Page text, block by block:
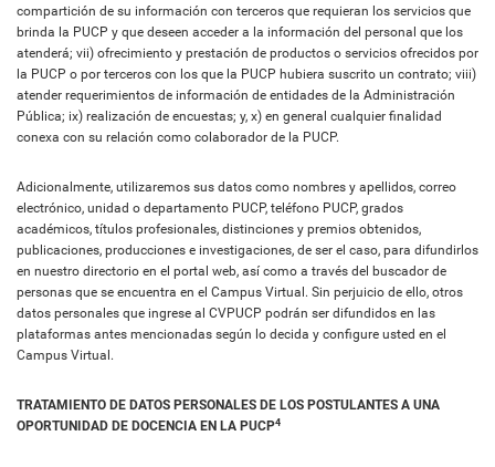
compartición de su información con terceros que requieran los servicios que
brinda la PUCP y que deseen acceder a la información del personal que los
atenderá; vii) ofrecimiento y prestación de productos o servicios ofrecidos por
la PUCP o por terceros con los que la PUCP hubiera suscrito un contrato; viii)
atender requerimientos de información de entidades de la Administración
Pública; ix) realización de encuestas; y, x) en general cualquier finalidad
conexa con su relación como colaborador de la PUCP.
Adicionalmente, utilizaremos sus datos como nombres y apellidos, correo
electrónico, unidad o departamento PUCP, teléfono PUCP, grados
académicos, títulos profesionales, distinciones y premios obtenidos,
publicaciones, producciones e investigaciones, de ser el caso, para difundirlos
en nuestro directorio en el portal web, así como a través del buscador de
personas que se encuentra en el Campus Virtual. Sin perjuicio de ello, otros
datos personales que ingrese al CVPUCP podrán ser difundidos en las
plataformas antes mencionadas según lo decida y configure usted en el
Campus Virtual.
TRATAMIENTO DE DATOS PERSONALES DE LOS POSTULANTES A UNA
OPORTUNIDAD DE DOCENCIA EN LA PUCP4